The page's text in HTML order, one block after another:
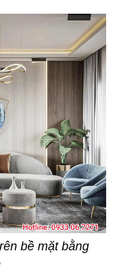
bề mặt bằng